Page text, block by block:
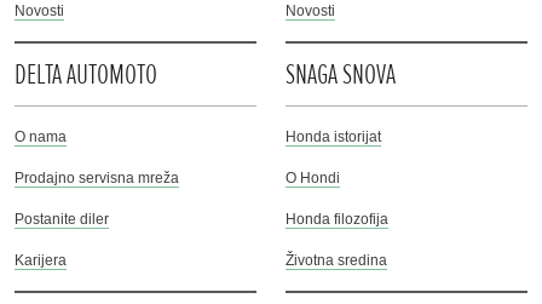
Novosti Novosti
DELTA AUTOMOTO
O nama
Prodajno servisna mreža
Postanite diler
Karijera
SNAGA SNOVA
Honda istorijat
O Hondi
Honda filozofija
Životna sredina